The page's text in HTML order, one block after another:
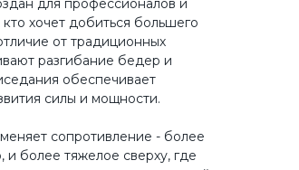
для профессионалов и
хочет добиться большего
от традиционных
разгибание бедер и
обеспечивает
силы и мощности.
сопротивление - более
более тяжелое сверху, где